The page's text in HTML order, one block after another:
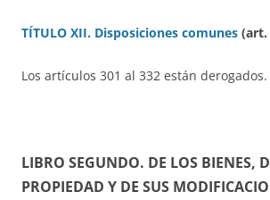
TÍTULO XII. Disposiciones comunes (art.
Los artículos 301 al 332 están derogados.
LIBRO SEGUNDO. DE LOS BIENES,
PROPIEDAD Y DE SUS